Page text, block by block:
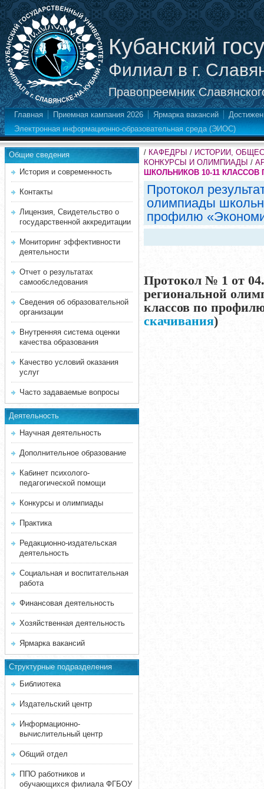
Кубанский
Филиал в г.
Правопреемник
Главная Приемная кампания 2026 Ярмарка вакансий
Электронная информационно-образовательная среда (ЭИОС)
Общие сведения
История и современность
Контакты
Лицензия, Свидетельство о
государственной аккредитации
Мониторинг эффективности
деятельности
Отчет о результатах
самообследования
Сведения об образовательной
организации
Внутренняя система оценки
качества образования
Качество условий оказания
услуг
Часто задаваемые вопросы
Деятельность
Научная деятельность
Дополнительное образование
Кабинет психолого-
педагогической помощи
Конкурсы и олимпиады
Практика
Редакционно-издательская
деятельность
Социальная и воспитательная
работа
Финансовая деятельность
Хозяйственная деятельность
Ярмарка вакансий
Структурные подразделения
Библиотека
Издательский центр
Информационно-
вычислительный центр
Общий отдел
ППО работников и
обучающихся филиала ФГБОУ
/ КАФЕДРЫ / ИСТОРИИ,
КОНКУРСЫ И ОЛИМПИАДЫ /
ШКОЛЬНИКОВ 10-11 КЛАССОВ
Протокол
олимпиады
профилю
Протокол № 1 от
региональной
классов по
скачивания)